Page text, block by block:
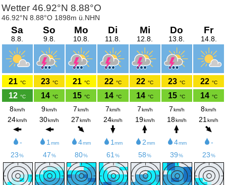
Wetter 46.92°N 8.88°O
46.92°N 8.88°O 1898m ü.NHN
Sa
8.8.
21 °C
12 °C
8km/h
24km/h
-
23 %
So
9.8.
23 °C
14 °C
9km/h
30km/h
1mm
47%
Mo
10.8.
21 °C
15 °C
7 km/h
27 km/h
4mm
80%
Di
11.8.
22 °C
14 °C
7km/h
24km/h
1mm
61%
Mi
12.8.
22 °C
14 °C
7km/h
19km/h
2mm
58%
Do
13.8.
23 °C
15 °C
7km/h
18km/h
4mm
39 %
Fr
14.8.
22 °C
14 °C
8km/h
21 km/h
-
23%